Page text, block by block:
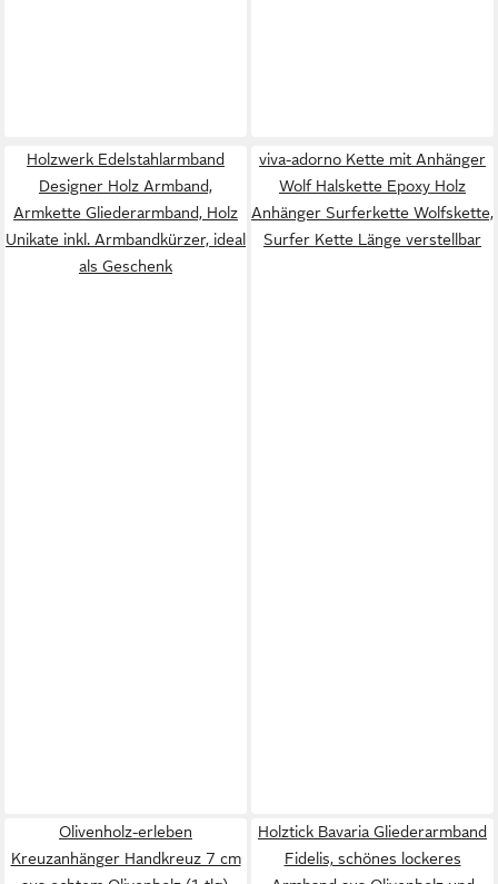
Holzwerk Edelstahlarmband
Designer Holz Armband,
Armkette Gliederarmband, Holz
Unikate inkl. Armbandkürzer, ideal
als Geschenk
viva-adorno Kette mit Anhänger
Wolf Halskette Epoxy Holz
Anhänger Surferkette Wolfskette,
Surfer Kette Länge verstellbar
Olivenholz-erleben
Kreuzanhänger Handkreuz 7 cm
Holztick Bavaria Gliederarmband
Fidelis, schönes lockeres